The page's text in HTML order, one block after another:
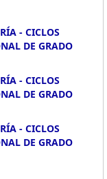
- CICLOS
DE GRADO
- CICLOS
DE GRADO
- CICLOS
DE GRADO